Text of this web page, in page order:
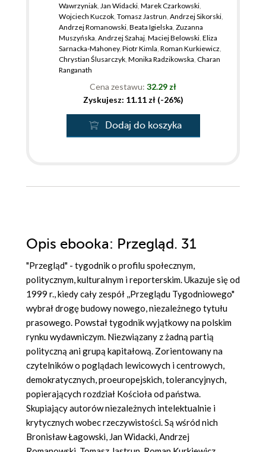
Wawrzyniak Jan Widacki Marek Czarkowski
Wojciech Kuczok Tomasz Jastrun Andrzej Sikorski
Andrzej Romanowski Beata Igielska Zuzanna
Muszyńska Andrzej Szahaj Maciej Belowski Eliza
Sarnacka-Mahoney, Piotr Kimla Roman Kurkiewicz
Chrystian Ślusarczyk Monika Radzikowska Charan
Ranganath
Cena zestawu: 32.29 zł
Zyskujesz: 11.11 zł (-26%)
Dodaj do koszyka
Opis ebooka: Przegląd. 31
"Przegląd" - tygodnik o profilu społecznym,
politycznym, kulturalnym i reporterskim. Ukazuje się od
1999 r., kiedy cały zespół ,,Przeglądu Tygodniowego"
wybrał drogę budowy nowego, niezależnego tytułu
prasowego. Powstał tygodnik wyjątkowy na polskim
rynku wydawniczym. Niezwiązany z żadną partią
polityczną ani grupą kapitałową. Zorientowany na
czytelników o poglądach lewicowych i centrowych,
demokratycznych, proeuropejskich, tolerancyjnych,
popierających rozdział Kościoła od państwa.
Skupiający autorów niezależnych intelektualnie i
krytycznych wobec rzeczywistości. Są wśród nich
Bronisław Łagowski, Jan Widacki, Andrzej